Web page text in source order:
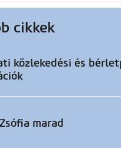
cikkek
közlekedési és
marad